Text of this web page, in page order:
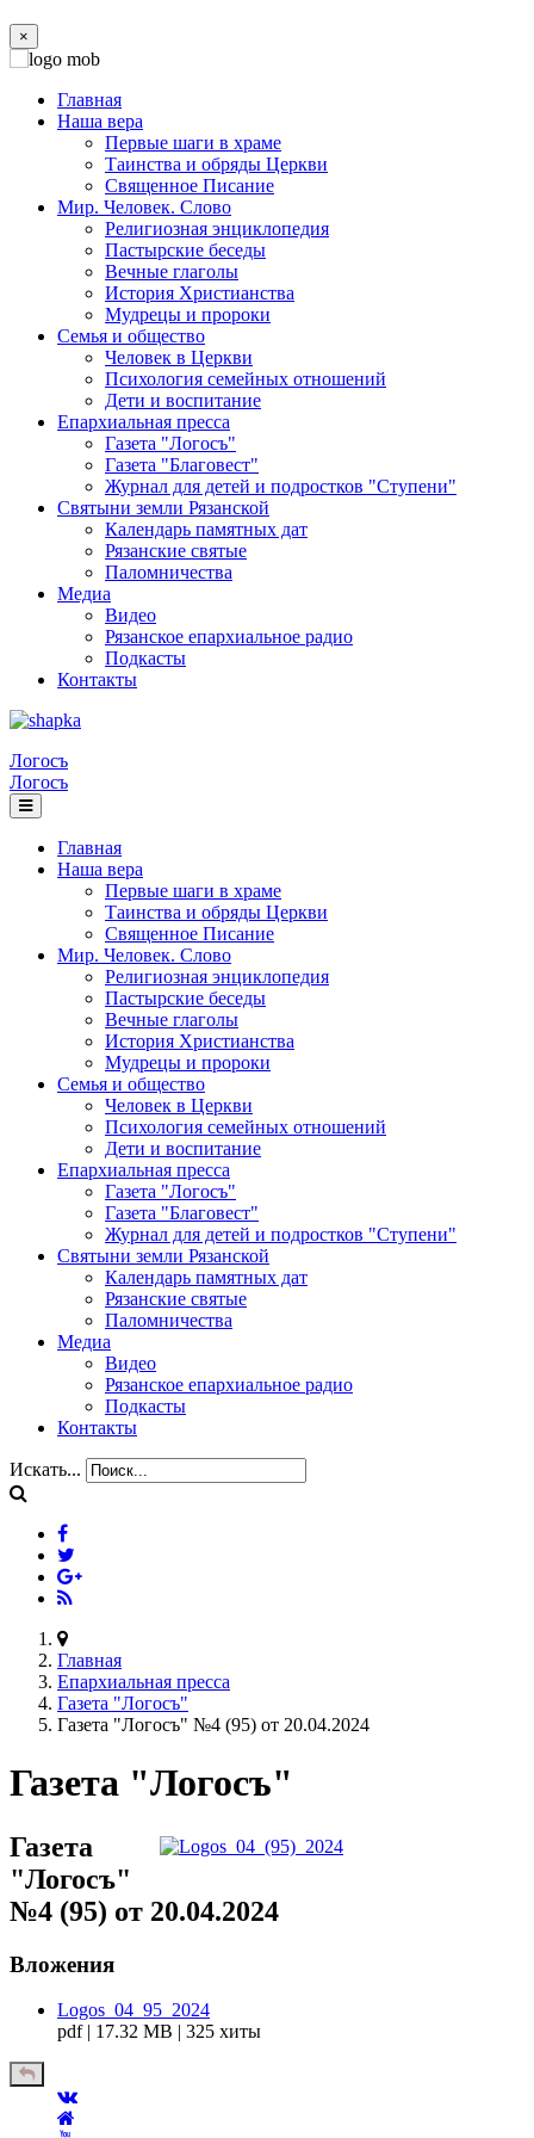
×
Главная
Наша вера
Первые шаги в храме
Таинства и обряды Церкви
Священное Писание
Мир. Человек. Слово
Религиозная энциклопедия
Пастырские беседы
Вечные глаголы
История Христианства
Мудрецы и пророки
Семья и общество
Человек в Церкви
Психология семейных отношений
Дети и воспитание
Епархиальная пресса
Газета "Логосъ"
Газета "Благовест"
Журнал для детей и подростков "Ступени"
Святыни земли Рязанской
Календарь памятных дат
Рязанские святые
Паломничества
Медиа
Видео
Рязанское епархиальное радио
Подкасты
Контакты
Логосъ
Логосъ
Главная
Наша вера
Первые шаги в храме
Таинства и обряды Церкви
Священное Писание
Мир. Человек. Слово
Религиозная энциклопедия
Пастырские беседы
Вечные глаголы
История Христианства
Мудрецы и пророки
Семья и общество
Человек в Церкви
Психология семейных отношений
Дети и воспитание
Епархиальная пресса
Газета "Логосъ"
Газета "Благовест"
Журнал для детей и подростков "Ступени"
Святыни земли Рязанской
Календарь памятных дат
Рязанские святые
Паломничества
Медиа
Видео
Рязанское епархиальное радио
Подкасты
Контакты
Искать...
Главная
Епархиальная пресса
Газета "Логосъ"
Газета "Логосъ" №4 (95) от 20.04.2024
Газета "Логосъ"
Газета
"Логосъ"
№4 (95) от 20.04.2024
Вложения
Logos_04_95_2024
pdf | 17.32 MB | 325 хиты